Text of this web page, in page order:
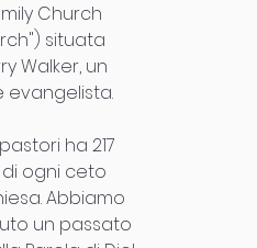
Church
situata
Walker, un
evangelista.
ha 217
ogni ceto
Abbiamo
un passato